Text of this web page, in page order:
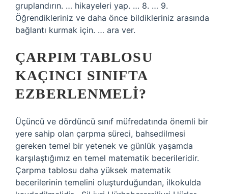
gruplandırın. … hikayeleri yap. … 8. … 9.
Öğrendikleriniz ve daha önce bildikleriniz arasında
bağlantı kurmak için. … ara ver.
ÇARPIM TABLOSU
KAÇINCI SINIFTA
EZBERLENMELI?
Üçüncü ve dördüncü sınıf müfredatında önemli bir
yere sahip olan çarpma süreci, bahsedilmesi
gereken temel bir yetenek ve günlük yaşamda
karşılaştığımız en temel matematik becerileridir.
Çarpma tablosu daha yüksek matematik
becerilerinin temelini oluşturduğundan, ilkokulda